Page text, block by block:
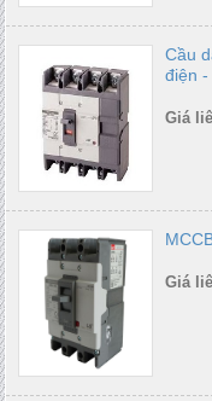
Cầu
điện -
Giá
Giá